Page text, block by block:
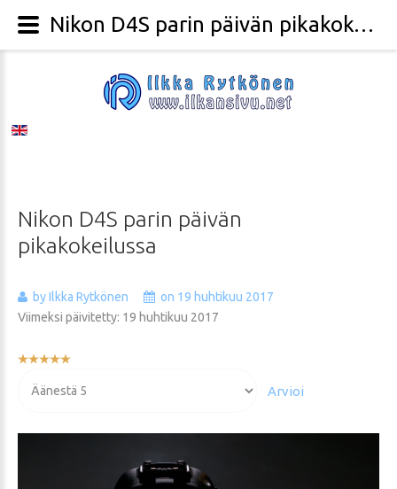
Nikon D4S parin päivän
pikakokeilussa
by Ilkka Rytkönen
on 19 huhtikuu 2017
Viimeksi päivitetty: 19 huhtikuu 2017
Käyttäjän
arvioida
Nikon D4S parin päivän pikakokeilussa - Valokuvaaja Ilkka Rytkönen